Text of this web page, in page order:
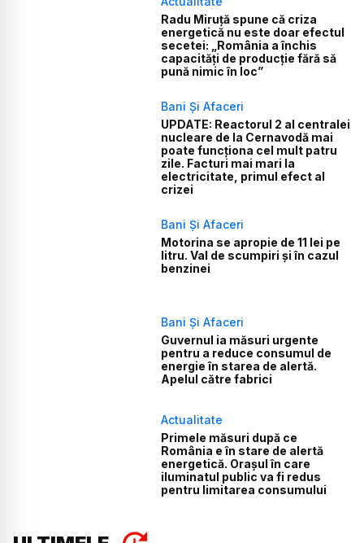
Radu Miruță spune că criza
energetică nu este doar efectul
secetei: „România a închis
capacități de producție fără să
pună nimic în loc”
Bani Și Afaceri
UPDATE: Reactorul 2 al centralei
nucleare de la Cernavodă mai
poate funcționa cel mult patru
zile. Facturi mai mari la
electricitate, primul efect al
crizei
Bani Și Afaceri
Motorina se apropie de 11 lei pe
litru. Val de scumpiri și în cazul
benzinei
Bani Și Afaceri
Guvernul ia măsuri urgente
pentru a reduce consumul de
energie în starea de alertă.
Apelul către fabrici
Actualitate
Primele măsuri după ce
România e în stare de alertă
energetică. Orașul în care
iluminatul public va fi redus
pentru limitarea consumului